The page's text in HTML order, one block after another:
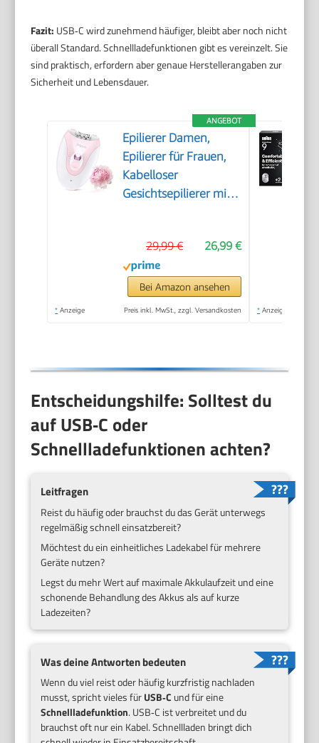
Fazit: USB‑C wird zunehmend häufiger, bleibt aber noch nicht
überall Standard. Schnellladefunktionen gibt es vereinzelt. Sie
sind praktisch, erfordern aber genaue Herstellerangaben zur
Sicherheit und Lebensdauer.
ANGEBOT
Epilierer Damen,
Epilierer für Frauen,
Kabelloser
Gesichtsepilierer mit
Haarentferner für
Gesicht, Körper,
Achsel, Beine &
Bikinizone
26,99 €
29,99 €
Bei Amazon ansehen
* Anzeige Preis inkl. MwSt., zzgl. Versandkosten * Anzeige
Entscheidungshilfe: Solltest du
auf USB‑C oder
Schnellladefunktionen achten?
Leitfragen
Reist du häufig oder brauchst du das Gerät unterwegs
regelmäßig schnell einsatzbereit?
Möchtest du ein einheitliches Ladekabel für mehrere
Geräte nutzen?
Legst du mehr Wert auf maximale Akkulaufzeit und eine
schonende Behandlung des Akkus als auf kurze
Ladezeiten?
Was deine Antworten bedeuten
Wenn du viel reist oder häufig kurzfristig nachladen
musst, spricht vieles fürUSB‑C und für eine
Schnellladefunktion. USB‑C ist verbreitet und du
brauchst oft nur ein Kabel. Schnellladen bringt dich